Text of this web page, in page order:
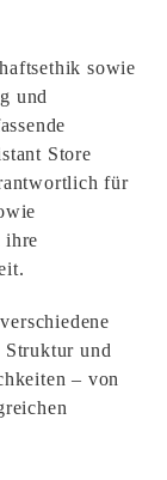
sowie
und
Store
für
ihre
und
– von